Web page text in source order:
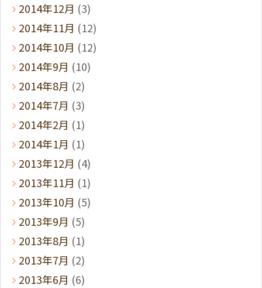
2014年12月 (3)
2014年11月 (12)
2014年10月 (12)
2014年9月 (10)
2014年8月 (2)
2014年7月 (3)
2014年2月 (1)
2014年1月 (1)
2013年12月 (4)
2013年11月 (1)
2013年10月 (5)
2013年9月 (5)
2013年8月 (1)
2013年7月 (2)
2013年6月 (6)